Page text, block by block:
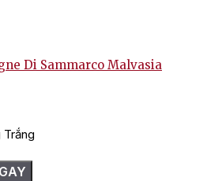
Di Sammarco Malvasia
Trắng